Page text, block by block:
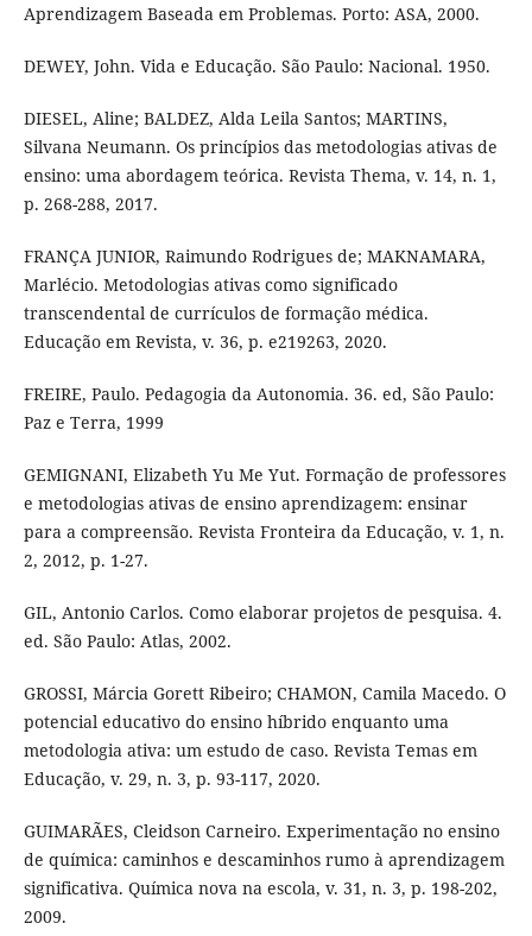
Aprendizagem Baseada em Problemas. Porto: ASA, 2000.
DEWEY, John. Vida e Educação. São Paulo: Nacional. 1950.
DIESEL, Aline; BALDEZ, Alda Leila Santos; MARTINS,
Silvana Neumann. Os princípios das metodologias ativas de
ensino: uma abordagem teórica. Revista Thema, v. 14, n. 1,
p. 268-288, 2017.
FRANÇA JUNIOR, Raimundo Rodrigues de; MAKNAMARA,
Marlécio. Metodologias ativas como significado
transcendental de currículos de formação médica.
Educação em Revista, v. 36, p. e219263, 2020.
FREIRE, Paulo. Pedagogia da Autonomia. 36. ed, São Paulo:
Paz e Terra, 1999
GEMIGNANI, Elizabeth Yu Me Yut. Formação de professores
e metodologias ativas de ensino aprendizagem: ensinar
para a compreensão. Revista Fronteira da Educação, v. 1, n.
2, 2012, p. 1-27.
GIL, Antonio Carlos. Como elaborar projetos de pesquisa. 4.
ed. São Paulo: Atlas, 2002.
GROSSI, Márcia Gorett Ribeiro; CHAMON, Camila Macedo. O
potencial educativo do ensino híbrido enquanto uma
metodologia ativa: um estudo de caso. Revista Temas em
Educação, v. 29, n. 3, p. 93-117, 2020.
GUIMARÃES, Cleidson Carneiro. Experimentação no ensino
de química: caminhos e descaminhos rumo à aprendizagem
significativa. Química nova na escola, v. 31, n. 3, p. 198-202,
2009.